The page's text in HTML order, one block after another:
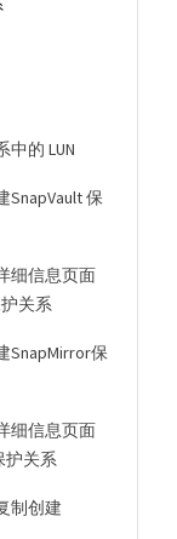
中的 LUN
SnapVault 保
细信息页面
关系
SnapMirror保
细信息页面
护关系
制创建